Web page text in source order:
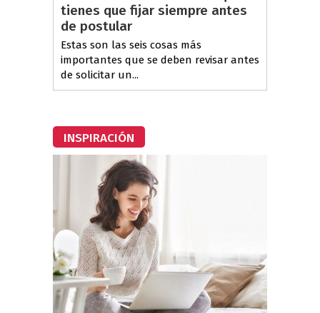
tienes que fijar siempre antes
de postular
Estas son las seis cosas más
importantes que se deben revisar antes
de solicitar un...
INSPIRACIÓN